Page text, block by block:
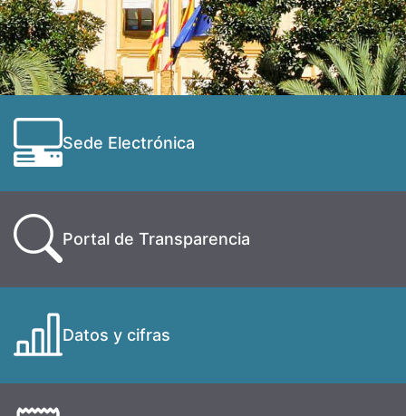
Sede Electrónica
Portal de Transparencia
Datos y cifras